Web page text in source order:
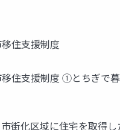
住支援制度
住支援制度 ①とちぎ
化区域に住宅を取得